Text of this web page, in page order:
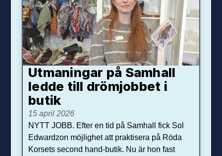
Utmaningar på Sam­hall
ledde till dröm­jobbet i
butik
15 april 2026
NYTT JOBB. Efter en tid på Samhall fick Sol
Edwardzon möjlighet att praktisera på Röda
Korsets second hand-butik. Nu är hon fast